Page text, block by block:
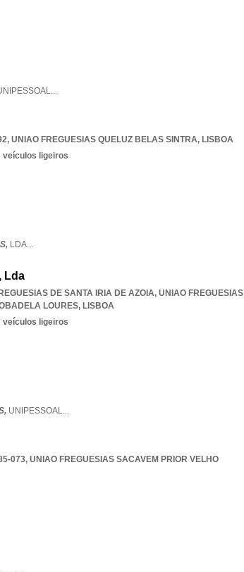
...
, UNIAO FREGUESIAS QUELUZ BELAS SINTRA, LISBOA
veículos ligeiros
LDA...
Lda
DE SANTA IRIA DE AZOIA, UNIAO FREGUESIAS
LOURES, LISBOA
veículos ligeiros
UNIPESSOAL...
073, UNIAO FREGUESIAS SACAVEM PRIOR VELHO